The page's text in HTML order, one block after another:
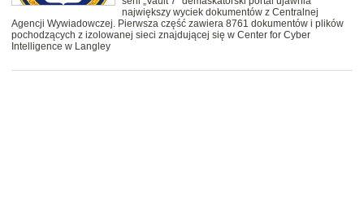
największy wyciek dokumentów z Centralnej
Agencji Wywiadowczej. Pierwsza część zawiera 8761 dokumentów i plików
pochodzących z izolowanej sieci znajdującej się w Center for Cyber
Intelligence w Langley